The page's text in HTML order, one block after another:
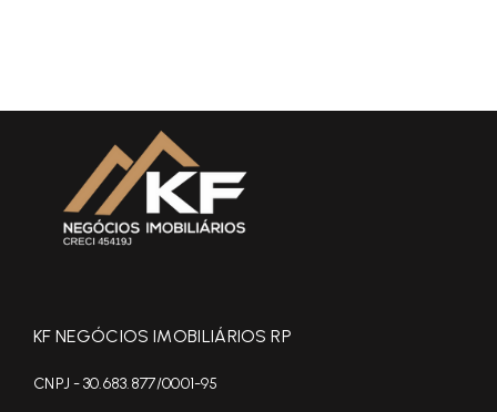
KF NEGÓCIOS IMOBILIÁRIOS RP
CNPJ - 30.683.877/0001-95